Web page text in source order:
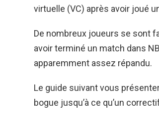
virtuelle (VC) après avoir joué
De nombreux joueurs se sont
avoir terminé un match dans
apparemment assez répandu.
Le guide suivant vous
bogue jusqu’à ce qu’un